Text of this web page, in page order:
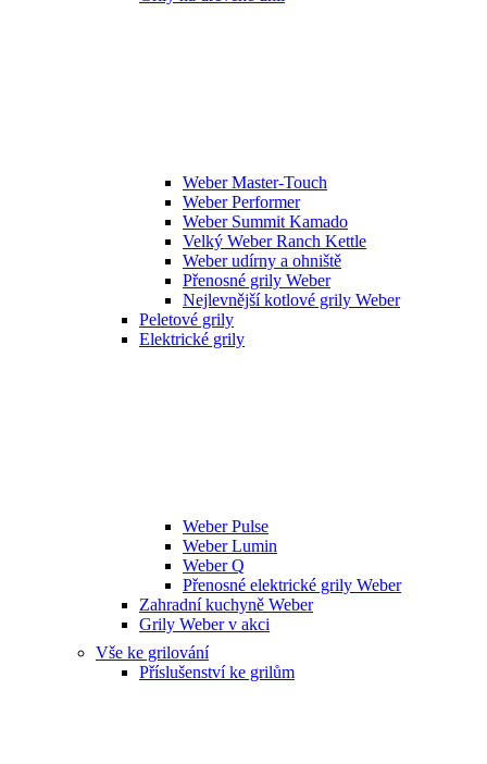
Weber Master-Touch
Weber Performer
Weber Summit Kamado
Velký Weber Ranch Kettle
Weber udírny a ohniště
Přenosné grily Weber
Nejlevnější kotlové grily Weber
Peletové grily
Elektrické grily
Weber Pulse
Weber Lumin
Weber Q
Přenosné elektrické grily Weber
Zahradní kuchyně Weber
Grily Weber v akci
Vše ke grilování
Příslušenství ke grilům